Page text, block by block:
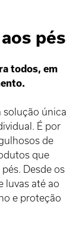
pés
todos, em
solução única
É por
de
que
Desde os
luvas até ao
e proteção